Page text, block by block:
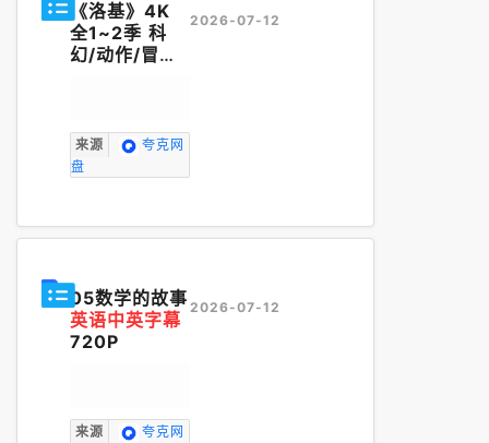
《洛基》4K
全1~2季 科
幻/动作/冒险
来源
夸克网
盘
2026-07-12
05数学的故事
英语中英字幕
720P
来源
夸克网
2026-07-12